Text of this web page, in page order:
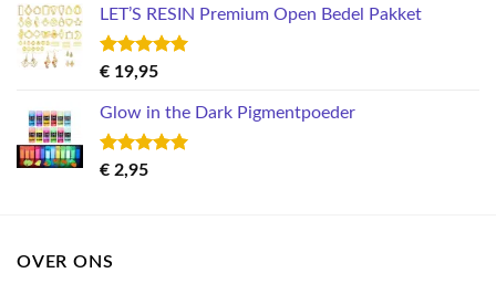
was:
€ 7,95.
is:
LET’S RESIN Premium Open Bedel Pakket
Gewaardeerd
€ 19,95
Glow in the Dark Pigmentpoeder
Gewaardeerd
€ 2,95
OVER ONS